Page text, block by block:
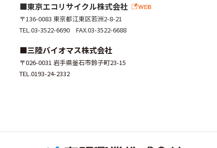
東京エコリサイクル株式会社
〒136-0083 東京都江東区若洲2-8-21
TEL.03-3522-6690 FAX.03-3522-6688
三陸バイオマス株式会社
〒026-0031 岩手県釡石市鈴子町23-15
TEL.0193-24-2332